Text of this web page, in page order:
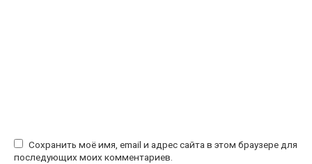
Сохранить моё имя, email и адрес сайта в этом браузере для
последующих моих комментариев.